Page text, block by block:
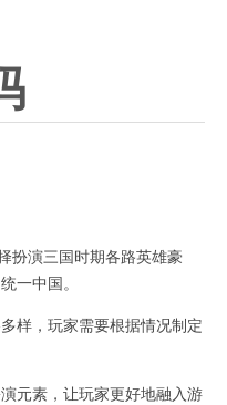
演三国时期各路英雄豪
一中国。
，玩家需要根据情况制定
素，让玩家更好地融入游